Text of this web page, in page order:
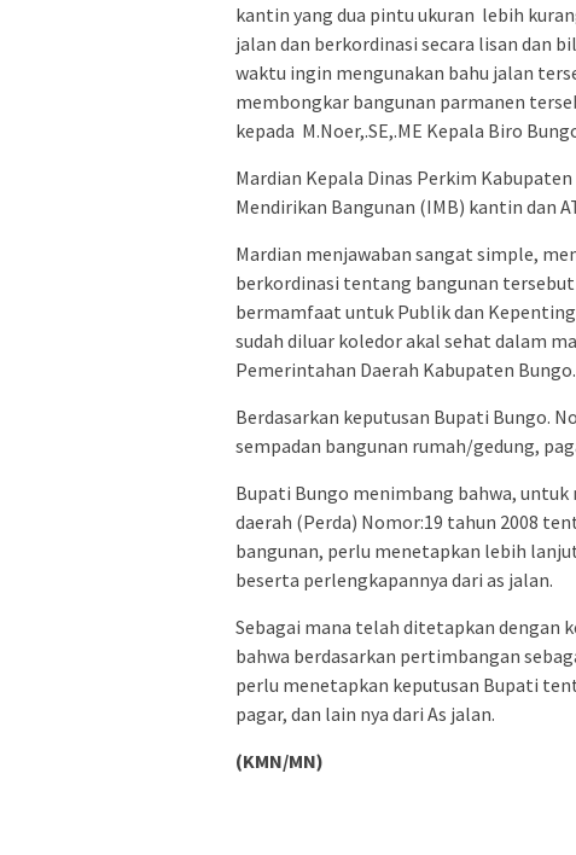
kantin yang dua pintu ukuran lebih
jalan dan berkordinasi secara lisan dan
waktu ingin mengunakan bahu jalan
membongkar bangunan parmanen
kepada M.Noer,.SE,.ME Kepala Biro
Mardian Kepala Dinas Perkim
Mendirikan Bangunan (IMB) kantin dan
Mardian menjawaban sangat simple,
berkordinasi tentang bangunan tersebut
bermamfaat untuk Publik dan
sudah diluar koledor akal sehat dalam
Pemerintahan Daerah Kabupaten Bungo.
Berdasarkan keputusan Bupati Bungo.
sempadan bangunan rumah/gedung,
Bupati Bungo menimbang bahwa,
daerah (Perda) Nomor:19 tahun 2008
bangunan, perlu menetapkan lebih
beserta perlengkapannya dari as jalan.
Sebagai mana telah ditetapkan dengan
bahwa berdasarkan pertimbangan
perlu menetapkan keputusan Bupati
pagar, dan lain nya dari As jalan.
(KMN/MN)